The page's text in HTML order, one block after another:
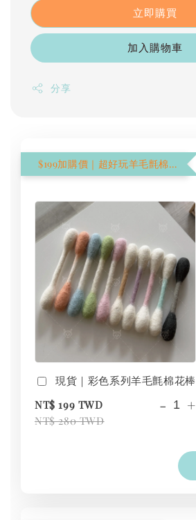
立即購買
加入購物車
分享
$199加購價｜超好玩羊毛氈棉花棒
現貨｜彩色系列羊毛氈棉花棒
NT$ 199 TWD
NT$ 280 TWD
- +